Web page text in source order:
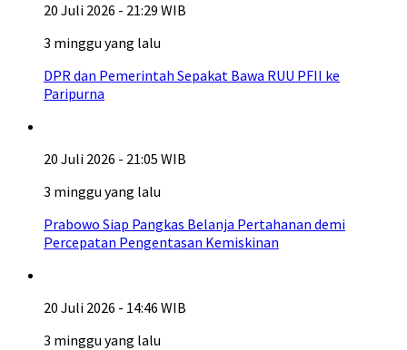
20 Juli 2026 - 21:29 WIB
3 minggu yang lalu
DPR dan Pemerintah Sepakat Bawa RUU PFII ke
Paripurna
20 Juli 2026 - 21:05 WIB
3 minggu yang lalu
Prabowo Siap Pangkas Belanja Pertahanan demi
Percepatan Pengentasan Kemiskinan
20 Juli 2026 - 14:46 WIB
3 minggu yang lalu